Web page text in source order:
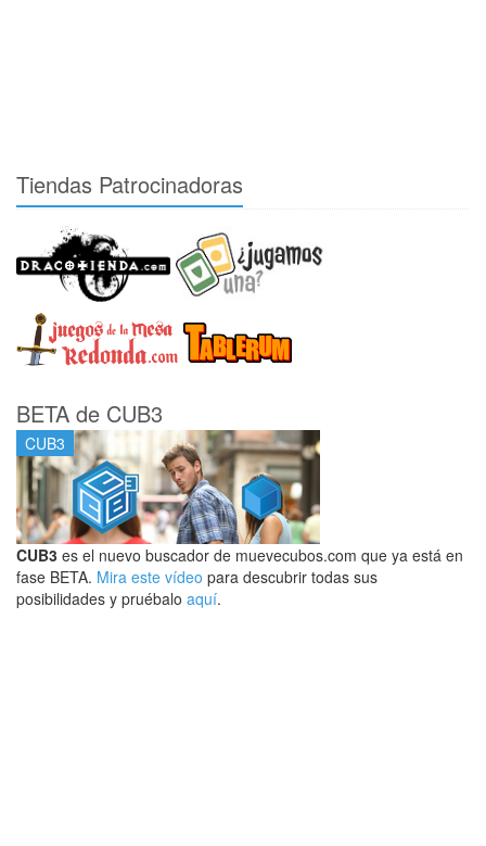
Tiendas Patrocinadoras
BETA de CUB3
CUB3
CUB3 es el nuevo buscador de muevecubos.com que ya está en
fase BETA. Mira este vídeo para descubrir todas sus
posibilidades y pruébalo aquí.